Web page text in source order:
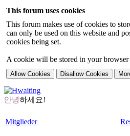
This forum uses cookies
This forum makes use of cookies to
can only be used on this website and
cookies being set.
A cookie will be stored in your browser
안녕하세요!
Mitglieder